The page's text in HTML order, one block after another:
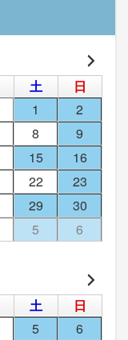
土
日
1
2
8
9
15
16
22
23
29
30
5 6
土
日
5
6